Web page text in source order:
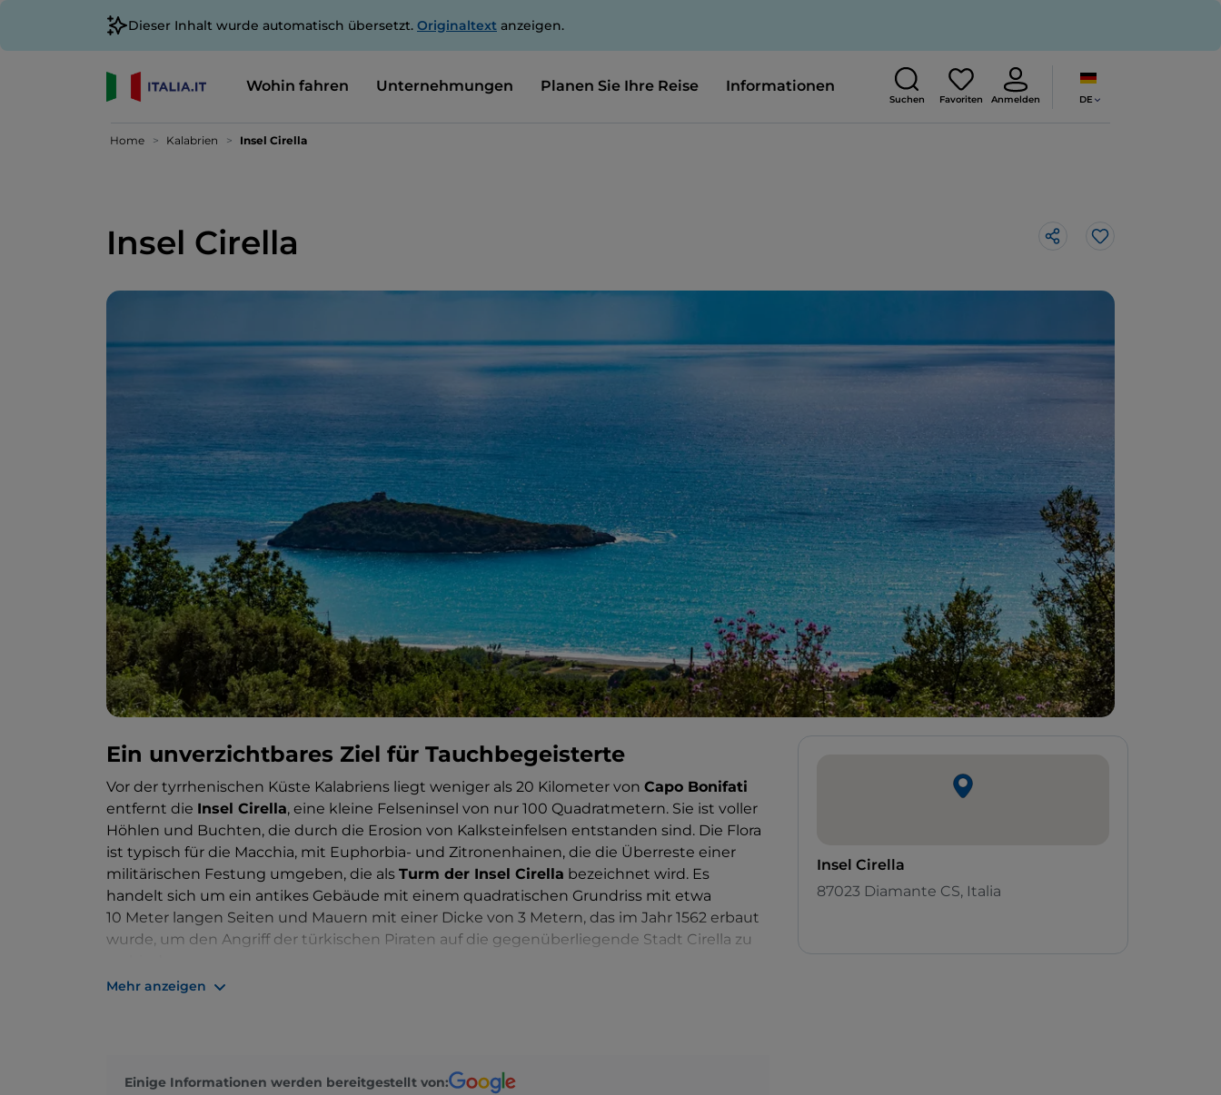
Dieser Inhalt wurde automatisch übersetzt. Originaltext anzeigen.
Wohin fahren Unternehmungen Planen Sie Ihre Reise Informationen
Suchen Favoriten Anmelden DE
Home Kalabrien Insel Cirella
Insel Cirella Like
Ein unverzichtbares Ziel für Tauchbegeisterte
Vor der tyrrhenischen Küste Kalabriens liegt weniger als 20 Kilometer von Capo Bonifati
entfernt die Insel Cirella, eine kleine Felseninsel von nur 100 Quadratmetern. Sie ist voller
Höhlen und Buchten, die durch die Erosion von Kalksteinfelsen entstanden sind. Die Flora
ist typisch für die Macchia, mit Euphorbia- und Zitronenhainen, die die Überreste einer
militärischen Festung umgeben, die als Turm der Insel Cirella bezeichnet wird. Es
handelt sich um ein antikes Gebäude mit einem quadratischen Grundriss mit etwa
10 Meter langen Seiten und Mauern mit einer Dicke von 3 Metern, das im Jahr 1562 erbaut
wurde, um den Angriff der türkischen Piraten auf die gegenüberliegende Stadt Cirella zu
Die Insel ist unbewohnt und es gibt keine Anlegestellen, sie kann jedoch das Ziel eines
Meeresvegetation und Edlen Steckmuscheln ist. Nicht erfahrenen Schwimmern raten wir
Mehr anzeigen
Einige Informationen werden bereitgestellt von:
Insel Cirella
87023 Diamante CS, Italia